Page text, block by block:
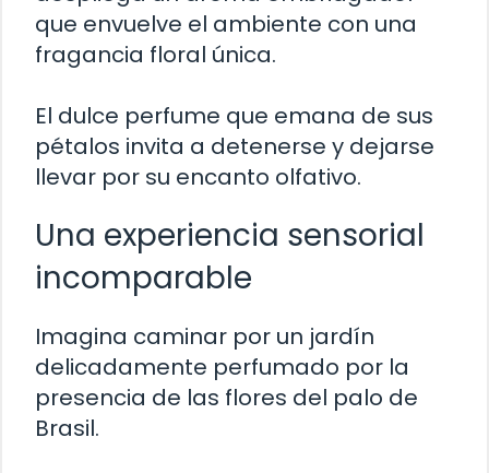
que envuelve el ambiente con una
fragancia floral única.
El dulce perfume que emana de sus
pétalos invita a detenerse y dejarse
llevar por su encanto olfativo.
Una experiencia sensorial
incomparable
Imagina caminar por un jardín
delicadamente perfumado por la
presencia de las flores del palo de
Brasil.